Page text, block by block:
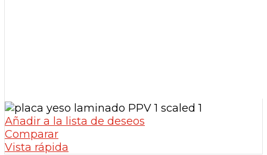
Añadir a la lista de deseos
Comparar
Vista rápida